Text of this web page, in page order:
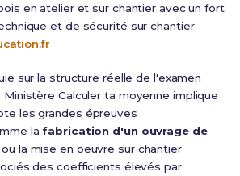
en atelier et sur chantier avec un fort
et de sécurité sur chantier
sur la structure réelle de l'examen
Calculer ta moyenne implique
les grandes épreuves
lafabrication d'un ouvrage de
ou la mise en oeuvre sur chantier
des coefficients élevés par